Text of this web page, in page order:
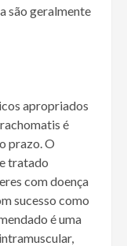
são geralmente
apropriados
é
prazo. O
tratado
com doença
sucesso como
é uma